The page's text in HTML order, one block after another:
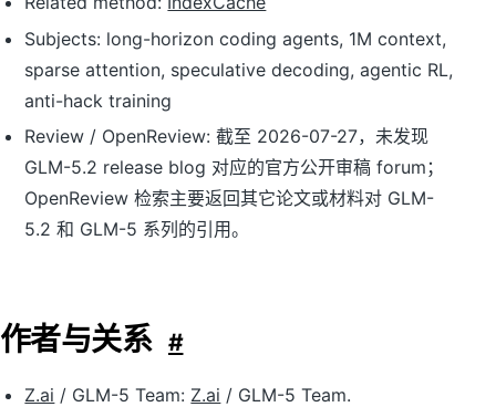
Subjects: long-horizon coding agents, 1M context,
sparse attention, speculative decoding, agentic RL,
anti-hack training
Review / OpenReview: 截至 2026-07-27，未发现
GLM-5.2 release blog 对应的官方公开审稿 forum；
OpenReview 检索主要返回其它论文或材料对 GLM-
5.2 和 GLM-5 系列的引用。
作者与关系 #
Z.ai / GLM-5 Team: Z.ai / GLM-5 Team.